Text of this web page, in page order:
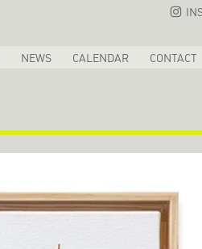
NEWS CALENDAR CONTACT